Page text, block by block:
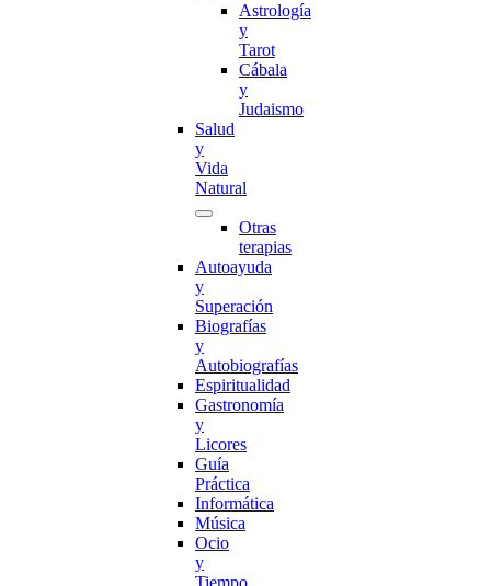
Astrología
y
Tarot
Cábala
y
Judaismo
Salud
y
Vida
Natural
Otras
terapias
Autoayuda
y
Superación
Biografías
y
Autobiografías
Espiritualidad
Gastronomía
y
Licores
Guía
Práctica
Informática
Música
Ocio
y
Tiempo